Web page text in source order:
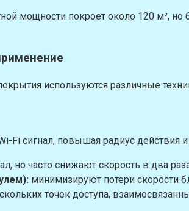
мощности покроет около 120 м²,
используются различные
Fi сигнал, повышая радиус
но часто снижают скорость в два
минимизируют потери скорости
точек доступа,